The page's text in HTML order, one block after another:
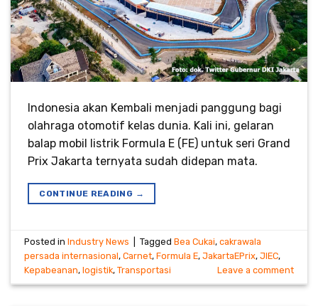
Indonesia akan Kembali menjadi panggung bagi
olahraga otomotif kelas dunia. Kali ini, gelaran
balap mobil listrik Formula E (FE) untuk seri Grand
Prix Jakarta ternyata sudah didepan mata.
CONTINUE READING →
Posted inIndustry News TaggedBea Cukai,cakrawala
persada internasional,Carnet,Formula E,JakartaEPrix,JIEC,
Kepabeanan,logistik,Transportasi Leave a comment